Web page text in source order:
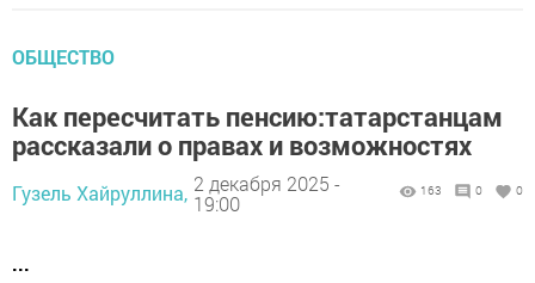
ОБЩЕСТВО
Как пересчитать пенсию:татарстанцам
рассказали о правах и возможностях
Гузель Хайруллина, 2 декабря 2025 -
19:00
163 0 0
...